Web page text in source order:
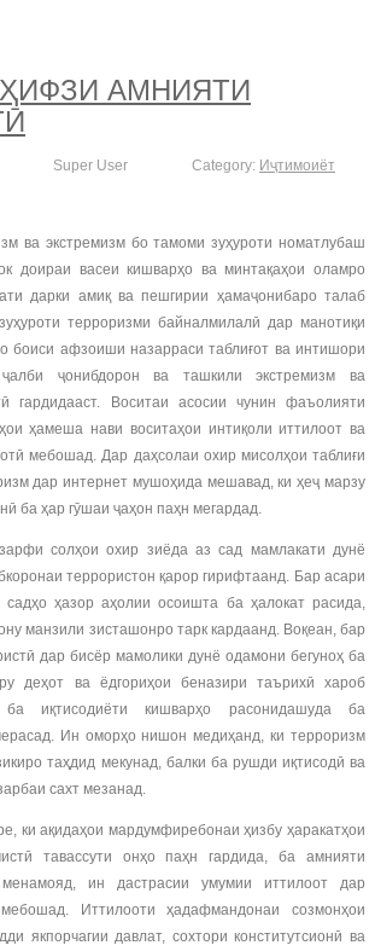
АМНИЯТИ
Super User Category: Иҷтимоиёт
ва экстремизм бо тамоми зуҳуроти номатлубаш
доираи васеи кишварҳо ва минтақаҳои оламро
дарки амиқ ва пешгирии ҳамаҷонибаро талаб
терроризми байналмилалӣ дар манотиқи
боиси афзоиши назарраси таблиғот ва интишори
ҷалби ҷонибдорон ва ташкили экстремизм ва
гардидааст. Воситаи асосии чунин фаъолияти
ҳамеша нави воситаҳои интиқоли иттилоот ва
мебошад. Дар даҳсолаи охир мисолҳои таблиғи
дар интернет мушоҳида мешавад, ки ҳеҷ марзу
ба ҳар гӯшаи ҷаҳон паҳн мегардад.
солҳои охир зиёда аз сад мамлакати дунё
террористон қарор гирифтаанд. Бар асари
садҳо ҳазор аҳолии осоишта ба ҳалокат расида,
манзили зисташонро тарк кардаанд. Воқеан, бар
дар бисёр мамолики дунё одамони бегуноҳ ба
деҳот ва ёдгориҳои беназири таърихӣ хароб
иқтисодиёти кишварҳо расонидашуда ба
Ин оморҳо нишон медиҳанд, ки терроризм
таҳдид мекунад, балки ба рушди иқтисодӣ ва
сахт мезанад.
ки ақидаҳои мардумфиребонаи ҳизбу ҳаракатҳои
тавассути онҳо паҳн гардида, ба амнияти
ин дастрасии умумии иттилоот дар
Иттилооти ҳадафмандонаи созмонҳои
якпорчагии давлат, сохтори конститутсионӣ ва